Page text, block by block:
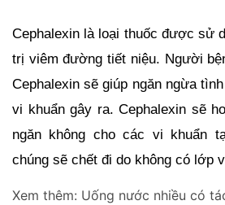
Cephalexin là loại thuốc được sử
trị viêm đường tiết niệu. Người
Cephalexin sẽ giúp ngăn ngừa
vi khuẩn gây ra. Cephalexin sẽ
ngăn không cho các vi khuẩn
chúng sẽ chết đi do không có lớp
Xem thêm: Uống nước nhiều có